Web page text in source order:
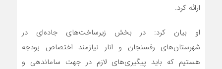
ارائه کرد.
او بیان کرد: در بخش زیرساخت‌های جاده‌ای در
شهرستان‌های رفسنجان و انار نیازمند اختصاص بودجه
هستیم که باید پیگیری‌های لازم در جهت ساماندهی و